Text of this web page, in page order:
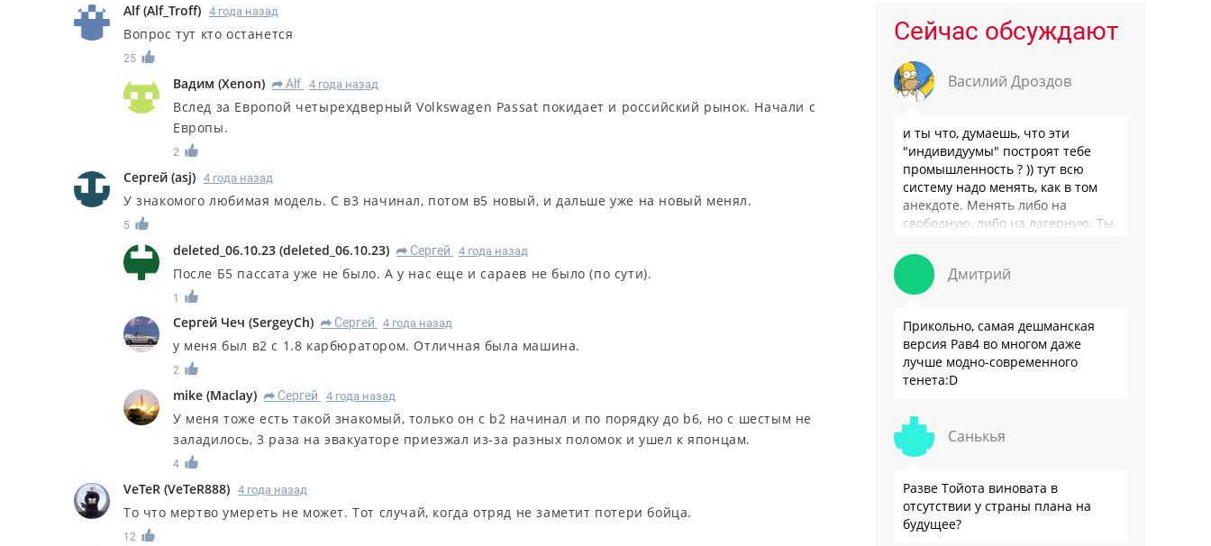
Alf(Alf_Troff) 4 года назад
Вопрос тут кто останется
25
Вадим (Xenon) R Alf 4 года назад
Вслед за Европой четырехдверный Volkswagen Passat покидает и российский рынок. Начали с
Европы.
2
Сергей (asj) 4 года назад
У знакомого любимая модель. С в3 начинал, потом в5 новый, и дальше уже на новый менял.
5
deleted_06.10.23 (deleted_06.10.23) R Сергей 4 года назад
После Б5 пассата уже не было. А у нас еще и сараев не было (по сути).
1
Сергей Чеч (SergeyCh) R Сергей 4 года назад
у меня был в2 с 1.8 карбюратором. Отличная была машина.
2
mike (Maclay) R Сергей 4 года назад
У меня тоже есть такой знакомый, только он с b2 начинал и по порядку до b6, но с шестым не
заладилось, 3 раза на эвакуаторе приезжал из-за разных поломок и ушел к японцам.
4
VeTeR (VeTeR888) 4 года назад
То что мертво умереть не может. Тот случай, когда отряд не заметит потери бойца.
12
Сейчас обсуждают
Василий Дроздов
и ты что, думаешь, что эти
"индивидуумы" построят тебе
промышленность ? )) тут всю
систему надо менять, как в том
анекдоте. Менять либо на
свободную, либо на лагерную. Ты,
Дмитрий
Прикольно, самая дешманская
версия Рав4 во многом даже
лучше модно-современного
тенета:D
Санькья
Разве Тойота виновата в
отсутствии у страны плана на
будущее?